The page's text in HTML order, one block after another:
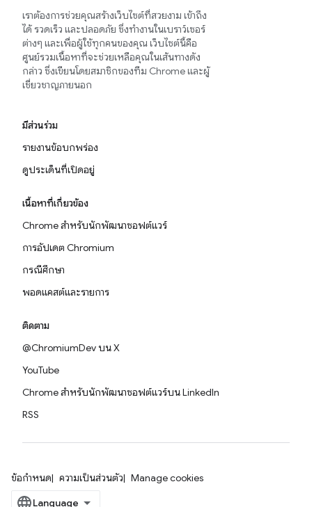
เราต้องการช่วยคุณสร้างเว็บไซต์ที่สวยงาม เข้าถึง
ได้ รวดเร็ว และปลอดภัย ซึ่งทำงานในเบราว์เซอร์
ต่างๆ และเพื่อผู้ใช้ทุกคนของคุณ เว็บไซต์นี้คือ
ศูนย์รวมเนื้อหาที่จะช่วยเหลือคุณในเส้นทางดัง
กล่าว ซึ่งเขียนโดยสมาชิกของทีม Chrome และผู้
เชี่ยวชาญภายนอก
มีส่วนร่วม
รายงานข้อบกพร่อง
ดูประเด็นที่เปิดอยู่
เนื้อหาที่เกี่ยวข้อง
Chrome สำหรับนักพัฒนาซอฟต์แวร์
การอัปเดต Chromium
กรณีศึกษา
พอดแคสต์และรายการ
ติดตาม
@ChromiumDev บน X
YouTube
Chrome สำหรับนักพัฒนาซอฟต์แวร์บน LinkedIn
RSS
ข้อกำหนด ความเป็นส่วนตัว Manage cookies